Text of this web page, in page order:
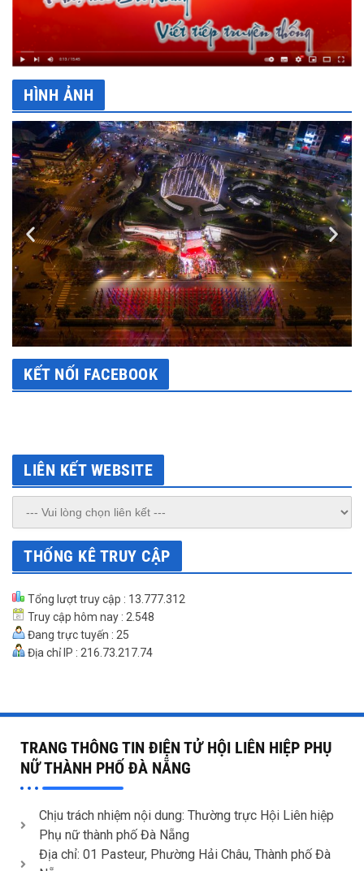
HÌNH ẢNH
KẾT NỐI FACEBOOK
LIÊN KẾT WEBSITE
THỐNG KÊ TRUY CẬP
Tổng lượt truy cập : 13.777.312
Truy cập hôm nay : 2.548
Đang trực tuyến : 25
Địa chỉ IP : 216.73.217.74
TRANG THÔNG TIN ĐIỆN TỬ HỘI LIÊN HIỆP PHỤ
NỮ THÀNH PHỐ ĐÀ NẴNG
Chịu trách nhiệm nội dung: Thường trực Hội Liên hiệp
Phụ nữ thành phố Đà Nẵng
Địa chỉ: 01 Pasteur, Phường Hải Châu, Thành phố Đà